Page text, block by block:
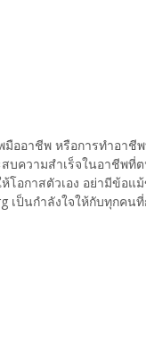
มืออาชีพ หรือการทำอาชี
บความสำเร็จในอาชีพที่ต
โอกาสตัวเอง อย่ามีข้อแ
เป็นกำลังใจให้กับทุกคน